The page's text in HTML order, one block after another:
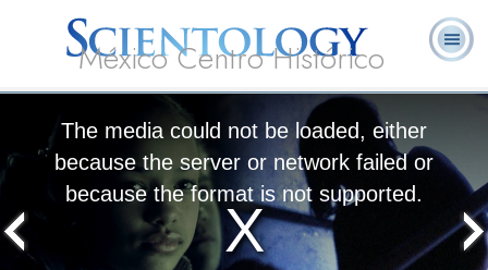
México Centro Histórico
Scientology?
Ministros
Voluntarios
Preguntas
Frecuentes
The media could not be loaded, either
because the server or network failed or
because the format is not supported.